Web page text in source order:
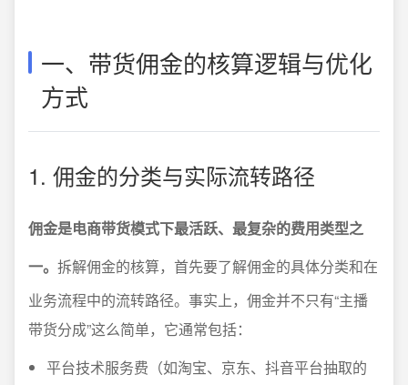
一、带货佣金的核算逻辑与优化
方式
1. 佣金的分类与实际流转路径
佣金是电商带货模式下最活跃、最复杂的费用类型之
一。 拆解佣金的核算，首先要了解佣金的具体分类和在
业务流程中的流转路径。事实上，佣金并不只有“主播
带货分成”这么简单，它通常包括：
平台技术服务费（如淘宝、京东、抖音平台抽取的